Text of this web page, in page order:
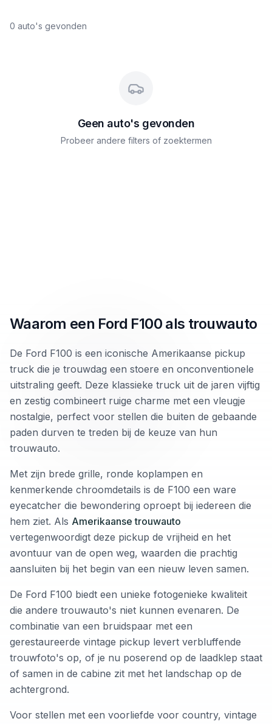
0 auto's gevonden
Geen auto's gevonden
Probeer andere filters of zoektermen
Waarom een Ford F100 als trouwauto
De Ford F100 is een iconische Amerikaanse pickup
truck die je trouwdag een stoere en onconventionele
uitstraling geeft. Deze klassieke truck uit de jaren vijftig
en zestig combineert ruige charme met een vleugje
nostalgie, perfect voor stellen die buiten de gebaande
paden durven te treden bij de keuze van hun
trouwauto.
Met zijn brede grille, ronde koplampen en
kenmerkende chroomdetails is de F100 een ware
eyecatcher die bewondering oproept bij iedereen die
hem ziet. Als Amerikaanse trouwauto
vertegenwoordigt deze pickup de vrijheid en het
avontuur van de open weg, waarden die prachtig
aansluiten bij het begin van een nieuw leven samen.
De Ford F100 biedt een unieke fotogenieke kwaliteit
die andere trouwauto's niet kunnen evenaren. De
combinatie van een bruidspaar met een
gerestaureerde vintage pickup levert verbluffende
trouwfoto's op, of je nu poserend op de laadklep staat
of samen in de cabine zit met het landschap op de
achtergrond.
Voor stellen met een voorliefde voor country, vintage